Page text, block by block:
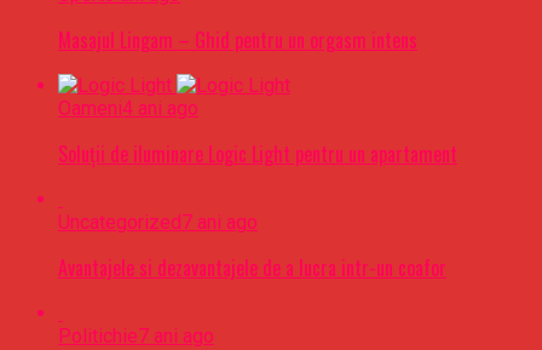
Masajul Lingam – Ghid pentru un orgasm intens
Oameni4 ani ago
Soluții de iluminare Logic Light pentru un apartament
Uncategorized7 ani ago
Avantajele si dezavantajele de a lucra intr-un coafor
Politichie7 ani ago